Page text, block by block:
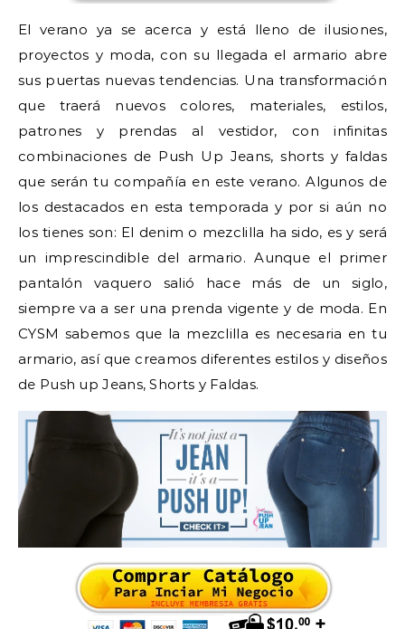
El verano ya se acerca y está lleno de ilusiones,
proyectos y moda, con su llegada el armario abre
sus puertas nuevas tendencias. Una transformación
que traerá nuevos colores, materiales, estilos,
patrones y prendas al vestidor, con infinitas
combinaciones de Push Up Jeans, shorts y faldas
que serán tu compañía en este verano.Algunos de
los destacados en esta temporada y por si aún no
los tienes son: El denim o mezclilla ha sido, es y será
un imprescindible del armario. Aunque el primer
pantalón vaquero salió hace más de un siglo,
siempre va a ser una prenda vigente y de moda. En
CYSM sabemos que la mezclilla es necesaria en tu
armario, así que creamos diferentes estilos y diseños
de Push up Jeans, Shorts y Faldas.